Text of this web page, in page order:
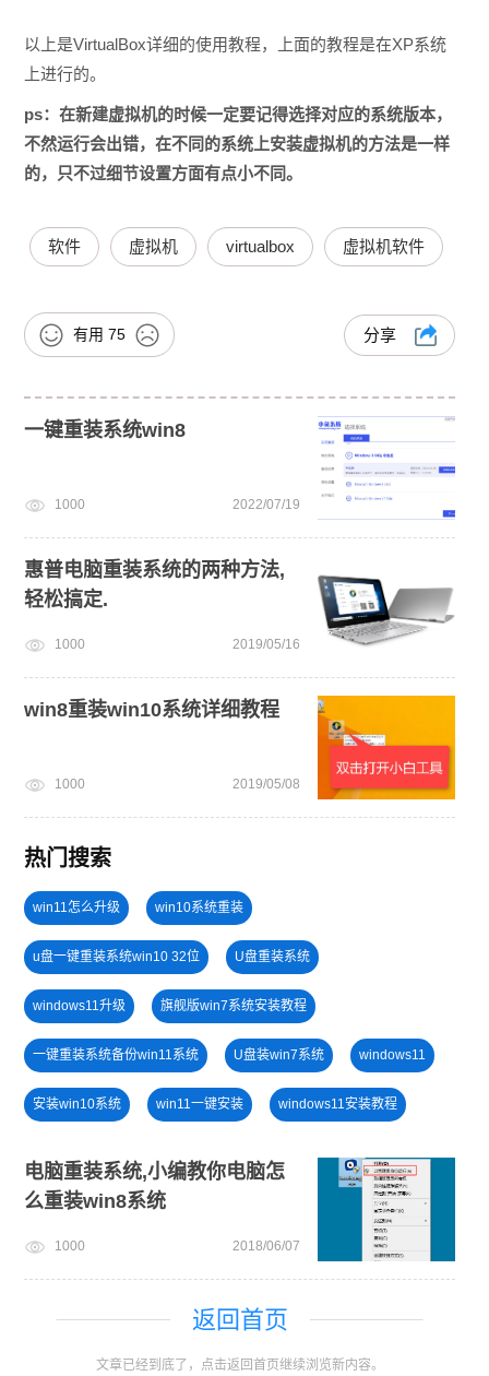
以上是VirtualBox详细的使用教程，上面的教程是在XP系统
上进行的。
ps：在新建虚拟机的时候一定要记得选择对应的系统版本，
不然运行会出错，在不同的系统上安装虚拟机的方法是一样
的，只不过细节设置方面有点小不同。
软件 虚拟机 virtualbox 虚拟机软件
有用 75 分享
一键重装系统win8
1000 2022/07/19
惠普电脑重装系统的两种方法,
轻松搞定.
1000 2019/05/16
win8重装win10系统详细教程
1000 2019/05/08
热门搜索
win11怎么升级 win10系统重装
u盘一键重装系统win10 32位 U盘重装系统
windows11升级 旗舰版win7系统安装教程
一键重装系统备份win11系统 U盘装win7系统 windows11
安装win10系统 win11一键安装 windows11安装教程
戴尔一键重装系统教育版
小白一键重装系统win10教程 新手如何重装电脑系统win7
电脑重装系统,小编教你电脑怎
么重装win8系统
1000 2018/06/07
返回首页
文章已经到底了，点击返回首页继续浏览新内容。